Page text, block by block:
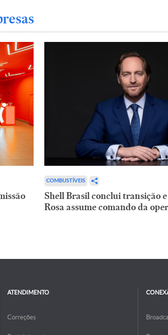
COMBUSTÍVEIS
Shell Brasil conclui transição
Rosa assume comando da
ATENDIMENTO
Correções